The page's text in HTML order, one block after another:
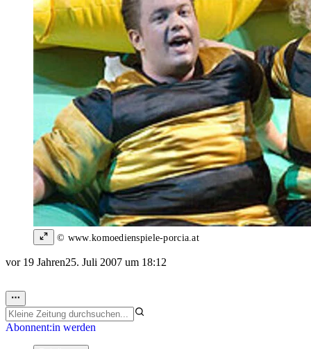
© www.komoedienspiele-porcia.at
vor 19 Jahren25. Juli 2007 um 18:12
Abonnent:in werden